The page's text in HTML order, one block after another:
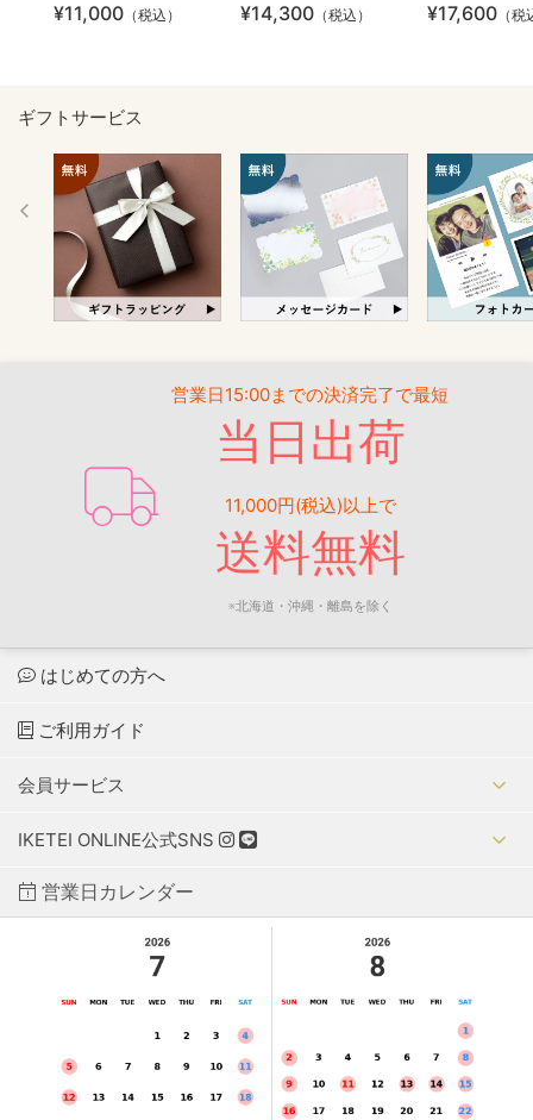
¥11,000 （税込） ¥14,300 （税込） ¥17,600 （
ギフトサービス
営業日15:00までの決済完了で最短
当日出荷
11,000円(税込)以上で
送料無料
※北海道・沖縄・離島を除く
はじめての方へ
ご利用ガイド
会員サービス
IKETEI ONLINE公式SNS
営業日カレンダー